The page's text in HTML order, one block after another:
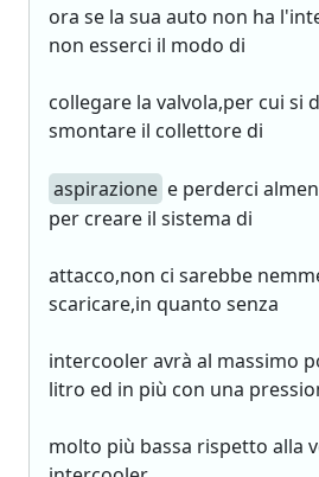
ora se la sua auto non ha
non esserci il modo di
collegare la valvola,per cui si
smontare il collettore di
aspirazione e perderci
per creare il sistema di
attacco,non ci sarebbe
scaricare,in quanto senza
intercooler avrà al massimo
litro ed in più con una
molto più bassa rispetto alla